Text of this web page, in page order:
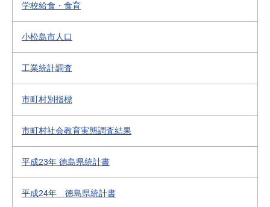
学校給食・食育
小松島市人口
工業統計調査
市町村別指標
市町村社会教育実態調査結果
平成23年 徳島県統計書
平成24年 徳島県統計書